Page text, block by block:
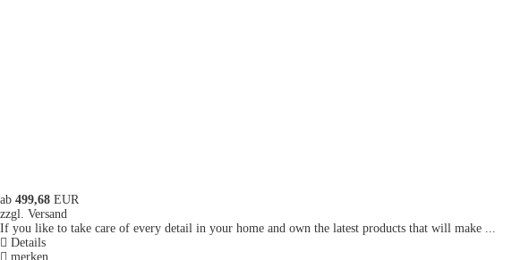
ab 499,68 EUR
zzgl. Versand
If you like to take care of every detail in your home and own the latest products that will make ...
Details
merken